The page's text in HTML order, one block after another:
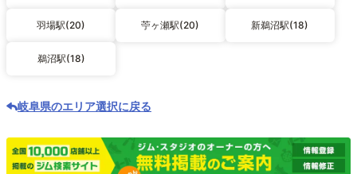
羽場駅(20) 苧ヶ瀬駅(20) 新鵜沼駅(18)
鵜沼駅(18)
岐阜県のエリア選択に戻る